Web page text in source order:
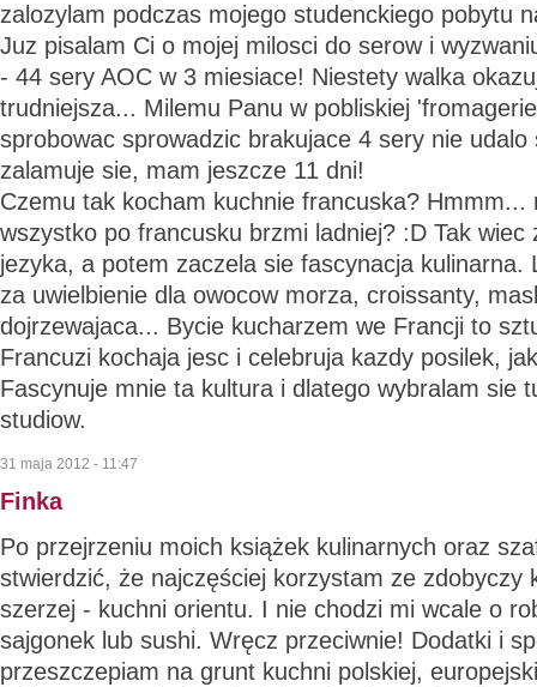
zalozylam podczas mojego studenckiego pobytu
Juz pisalam Ci o mojej milosci do serow i
- 44 sery AOC w 3 miesiace! Niestety walka
trudniejsza... Milemu Panu w pobliskiej
sprobowac sprowadzic brakujace 4 sery nie
zalamuje sie, mam jeszcze 11 dni!
Czemu tak kocham kuchnie francuska? Hmmm...
wszystko po francusku brzmi ladniej? :D Tak wiec
jezyka, a potem zaczela sie fascynacja kulinarna.
za uwielbienie dla owocow morza, croissanty,
dojrzewajaca... Bycie kucharzem we Francji to
Francuzi kochaja jesc i celebruja kazdy posilek,
Fascynuje mnie ta kultura i dlatego wybralam sie
studiow.
31 maja 2012 - 11:47
Finka
Po przejrzeniu moich książek kulinarnych oraz
stwierdzić, że najczęściej korzystam ze zdobyczy
szerzej - kuchni orientu. I nie chodzi mi wcale o
sajgonek lub sushi. Wręcz przeciwnie! Dodatki i
przeszczepiam na grunt kuchni polskiej,